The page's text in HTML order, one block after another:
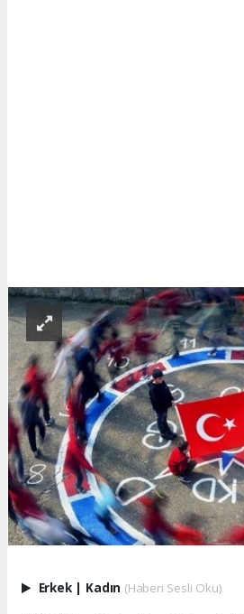
Erkek | Kadın (Haberi Sesli Oku)